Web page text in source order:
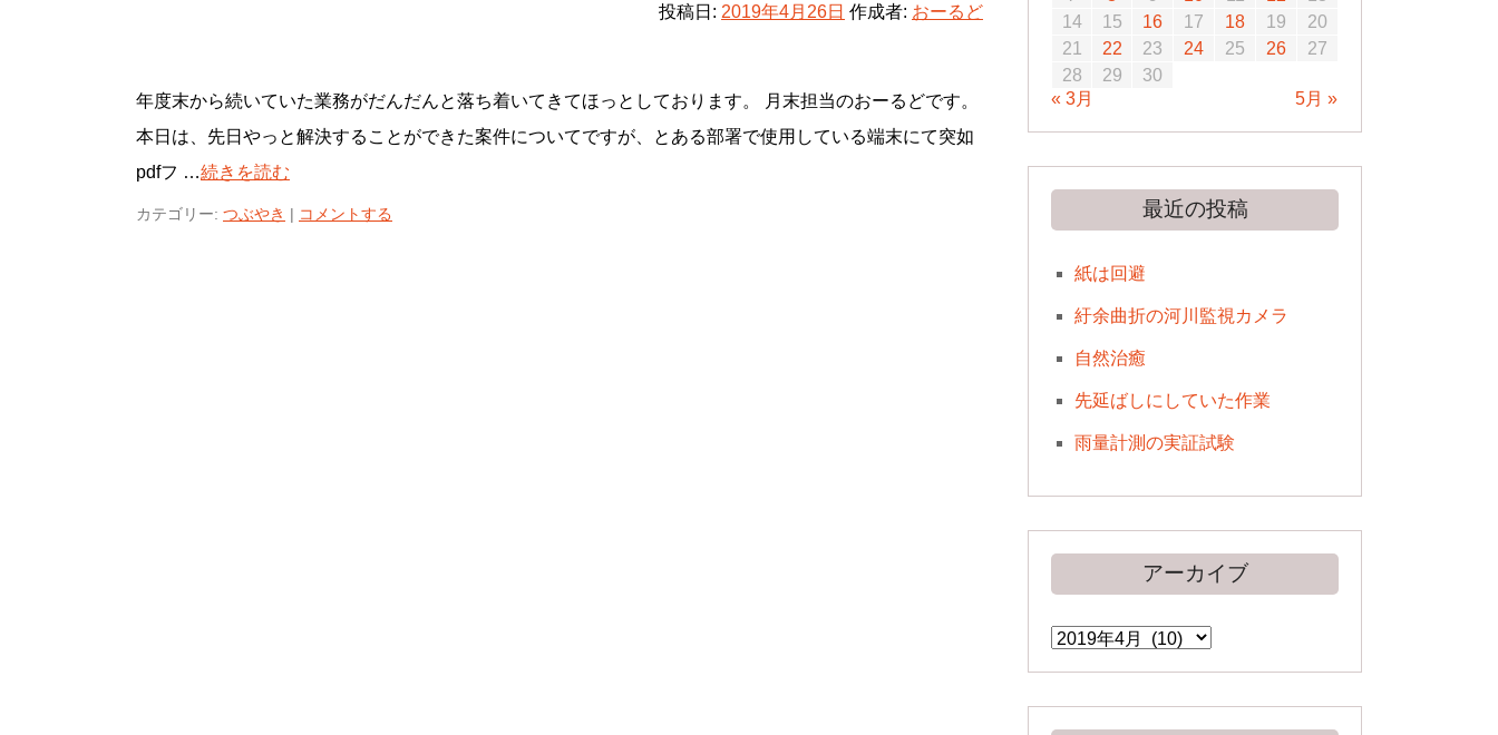
投稿日: 2019年4月26日 作成者: おーるど
年度末から続いていた業務がだんだんと落ち着いてきてほっとしております。 月末担当のおーるどです。
本日は、先日やっと解決することができた案件についてですが、とある部署で使用している端末にて突如
pdfフ …続きを読む
カテゴリー: つぶやき | コメントする
14
15 16 17 18 19
20
21
22 23 24 25 26
27
28
29
30
« 3月
5月 »
最近の投稿
紙は回避
紆余曲折の河川監視カメラ
自然治癒
先延ばしにしていた作業
雨量計測の実証試験
アーカイブ
ア
ー
カ